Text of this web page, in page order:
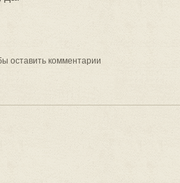
оставить комментарии